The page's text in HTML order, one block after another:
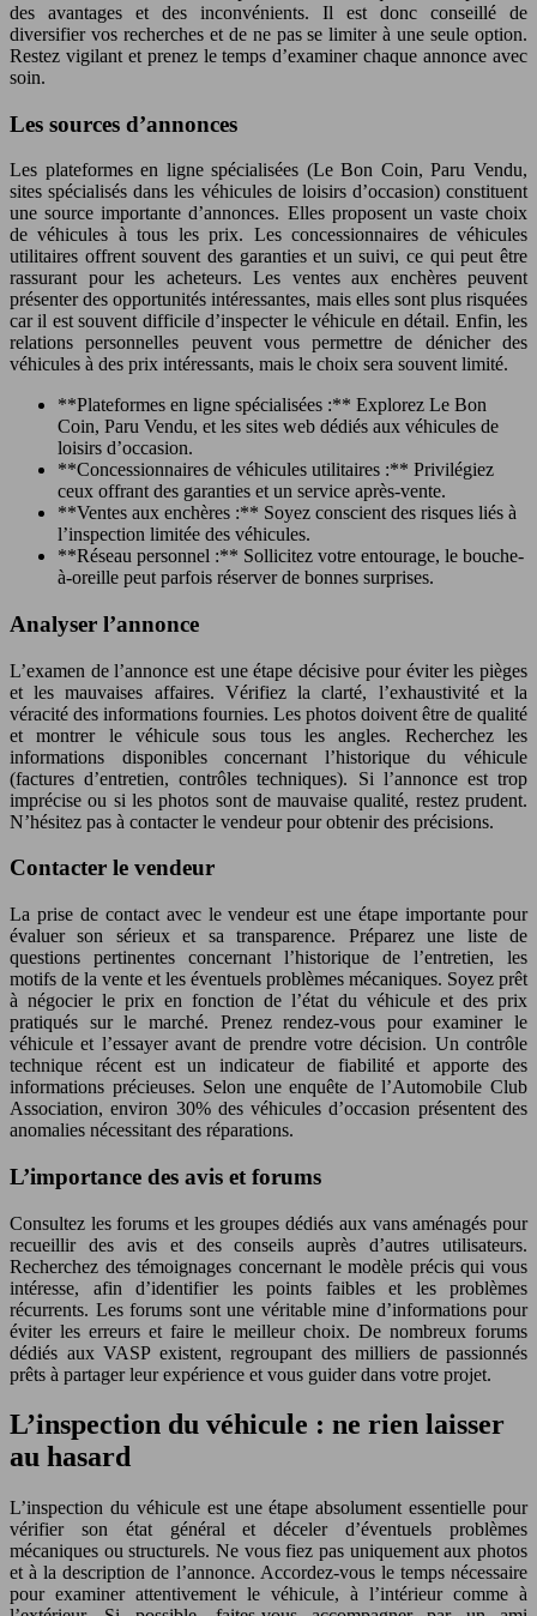
des avantages et des inconvénients. Il est donc conseillé de
diversifier vos recherches et de ne pas se limiter à une seule option.
Restez vigilant et prenez le temps d’examiner chaque annonce avec
soin.
Les sources d’annonces
Les plateformes en ligne spécialisées (Le Bon Coin, Paru Vendu,
sites spécialisés dans les véhicules de loisirs d’occasion) constituent
une source importante d’annonces. Elles proposent un vaste choix
de véhicules à tous les prix. Les concessionnaires de véhicules
utilitaires offrent souvent des garanties et un suivi, ce qui peut être
rassurant pour les acheteurs. Les ventes aux enchères peuvent
présenter des opportunités intéressantes, mais elles sont plus risquées
car il est souvent difficile d’inspecter le véhicule en détail. Enfin, les
relations personnelles peuvent vous permettre de dénicher des
véhicules à des prix intéressants, mais le choix sera souvent limité.
**Plateformes en ligne spécialisées :** Explorez Le Bon
Coin, Paru Vendu, et les sites web dédiés aux véhicules de
loisirs d’occasion.
**Concessionnaires de véhicules utilitaires :** Privilégiez
ceux offrant des garanties et un service après-vente.
**Ventes aux enchères :** Soyez conscient des risques liés à
l’inspection limitée des véhicules.
**Réseau personnel :** Sollicitez votre entourage, le bouche-
à-oreille peut parfois réserver de bonnes surprises.
Analyser l’annonce
L’examen de l’annonce est une étape décisive pour éviter les pièges
et les mauvaises affaires. Vérifiez la clarté, l’exhaustivité et la
véracité des informations fournies. Les photos doivent être de qualité
et montrer le véhicule sous tous les angles. Recherchez les
informations disponibles concernant l’historique du véhicule
(factures d’entretien, contrôles techniques). Si l’annonce est trop
imprécise ou si les photos sont de mauvaise qualité, restez prudent.
N’hésitez pas à contacter le vendeur pour obtenir des précisions.
Contacter le vendeur
La prise de contact avec le vendeur est une étape importante pour
évaluer son sérieux et sa transparence. Préparez une liste de
questions pertinentes concernant l’historique de l’entretien, les
motifs de la vente et les éventuels problèmes mécaniques. Soyez prêt
à négocier le prix en fonction de l’état du véhicule et des prix
pratiqués sur le marché. Prenez rendez-vous pour examiner le
véhicule et l’essayer avant de prendre votre décision. Un contrôle
technique récent est un indicateur de fiabilité et apporte des
informations précieuses. Selon une enquête de l’Automobile Club
Association, environ 30% des véhicules d’occasion présentent des
anomalies nécessitant des réparations.
L’importance des avis et forums
Consultez les forums et les groupes dédiés aux vans aménagés pour
recueillir des avis et des conseils auprès d’autres utilisateurs.
Recherchez des témoignages concernant le modèle précis qui vous
intéresse, afin d’identifier les points faibles et les problèmes
récurrents. Les forums sont une véritable mine d’informations pour
éviter les erreurs et faire le meilleur choix. De nombreux forums
dédiés aux VASP existent, regroupant des milliers de passionnés
prêts à partager leur expérience et vous guider dans votre projet.
L’inspection du véhicule : ne rien laisser
au hasard
L’inspection du véhicule est une étape absolument essentielle pour
vérifier son état général et déceler d’éventuels problèmes
mécaniques ou structurels. Ne vous fiez pas uniquement aux photos
et à la description de l’annonce. Accordez-vous le temps nécessaire
pour examiner attentivement le véhicule, à l’intérieur comme à